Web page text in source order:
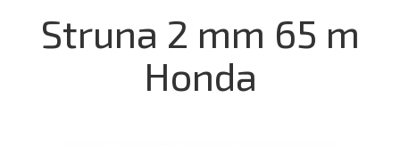
Struna 2 mm 65 m
Honda